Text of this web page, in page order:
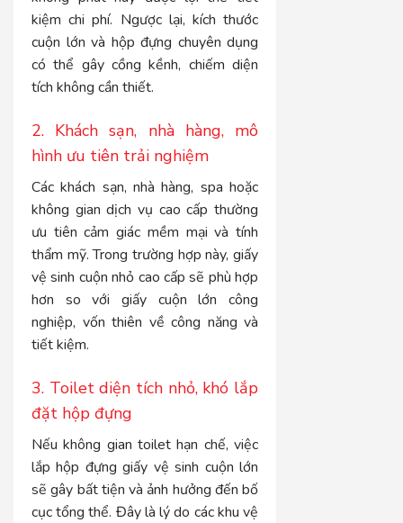
kiệm chi phí. Ngược lại, kích thước
cuộn lớn và hộp đựng chuyên dụng
có thể gây cồng kềnh, chiếm diện
tích không cần thiết.
2. Khách sạn, nhà hàng, mô
hình ưu tiên trải nghiệm
Các khách sạn, nhà hàng, spa hoặc
không gian dịch vụ cao cấp thường
ưu tiên cảm giác mềm mại và tính
thẩm mỹ. Trong trường hợp này, giấy
vệ sinh cuộn nhỏ cao cấp sẽ phù hợp
hơn so với giấy cuộn lớn công
nghiệp, vốn thiên về công năng và
tiết kiệm.
3. Toilet diện tích nhỏ, khó lắp
đặt hộp đựng
Nếu không gian toilet hạn chế, việc
lắp hộp đựng giấy vệ sinh cuộn lớn
sẽ gây bất tiện và ảnh hưởng đến bố
cục tổng thể. Đây là lý do các khu vệ